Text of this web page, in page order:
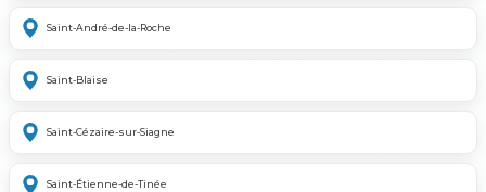
Saint-André-de-la-Roche
Saint-Blaise
Saint-Cézaire-sur-Siagne
Saint-Étienne-de-Tinée